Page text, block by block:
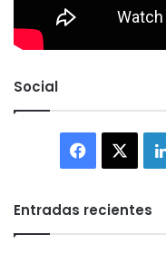
Social
Facebook
Entradas recientes